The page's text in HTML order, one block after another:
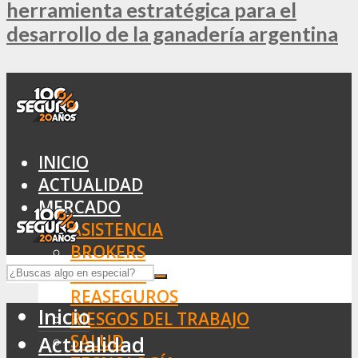
herramienta estratégica para el
desarrollo de la ganadería argentina
INICIO
ACTUALIDAD
MERCADO
ASISTENCIA
BROKERS
SEGUROS
REASEGUROS
RIESGOS DEL TRABAJO
SALUD
Inicio
Actualidad